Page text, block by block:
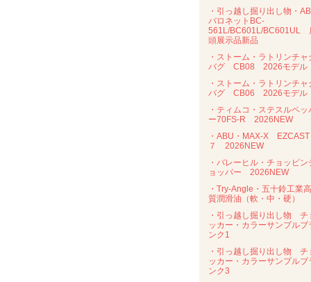
・引っ越し掘り出し物・
バロネットBC-
561L/BC601L/BC601UL
頭展示品新品
・ストーム・ラトリンチャ
バグ CB08 2026モデル
・ストーム・ラトリンチャ
バグ CB06 2026モデル
・ティムコ・ステスルペッ
ー70FS-R 2026NEW
・ABU・MAX-X EZCAST
７ 2026NEW
・バレーヒル・チョッピン
ョッパー 2026NEW
・Try-Angle・五十鈴工業
質潤滑油（軟・中・硬）
・引っ越し掘り出し物 チ
ッカー・カラーサンプルブ
ンク1
・引っ越し掘り出し物 チ
ッカー・カラーサンプルブ
ンク3